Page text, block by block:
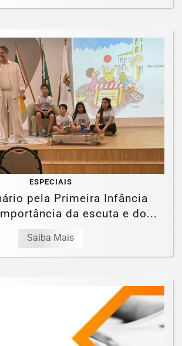
ESPECIAIS
pela Primeira Infância
da escuta e do...
Saiba Mais